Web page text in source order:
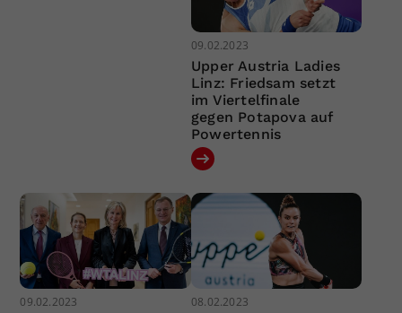
09.02.2023
Upper Austria Ladies
Linz: Friedsam setzt
im Viertelfinale
gegen Potapova auf
Powertennis
09.02.2023 08.02.2023